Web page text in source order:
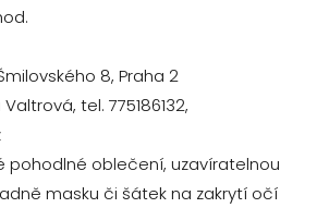
8, Praha 2
tel. 775186132,
pohodlné oblečení, uzavíratelnou
masku či šátek na zakrytí očí